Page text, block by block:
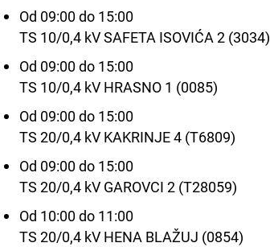
Od 09:00 do 15:00
TS 10/0,4 kV SAFETA ISOVIĆA 2 (3034)
Od 09:00 do 15:00
TS 10/0,4 kV HRASNO 1 (0085)
Od 09:00 do 15:00
TS 20/0,4 kV KAKRINJE 4 (T6809)
Od 09:00 do 15:00
TS 20/0,4 kV GAROVCI 2 (T28059)
Od 10:00 do 11:00
TS 20/0,4 kV HENA BLAŽUJ (0854)